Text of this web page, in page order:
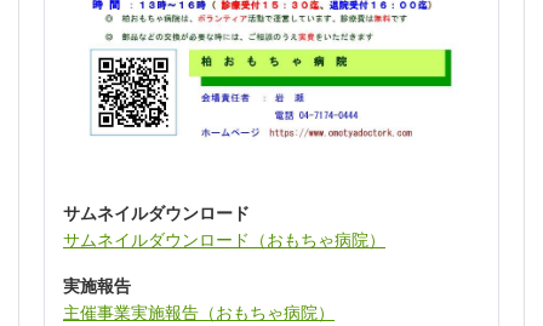
サムネイルダウンロード
サムネイルダウンロード（おもちゃ病院）
実施報告
主催事業実施報告（おもちゃ病院）